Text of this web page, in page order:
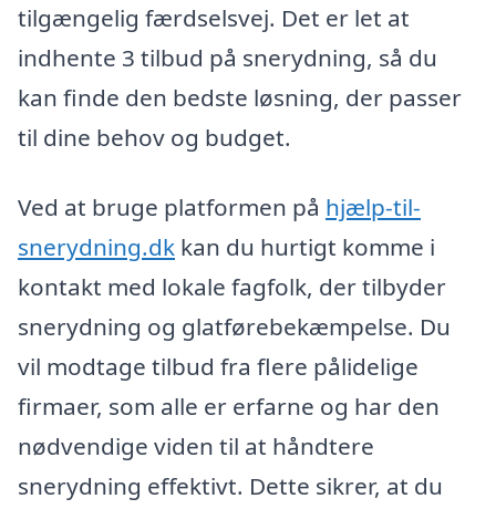
tilgængelig færdselsvej. Det er let at
indhente 3 tilbud på snerydning, så du
kan finde den bedste løsning, der passer
til dine behov og budget.
Ved at bruge platformen på hjælp-til-
snerydning.dk kan du hurtigt komme i
kontakt med lokale fagfolk, der tilbyder
snerydning og glatførebekæmpelse. Du
vil modtage tilbud fra flere pålidelige
firmaer, som alle er erfarne og har den
nødvendige viden til at håndtere
snerydning effektivt. Dette sikrer, at du